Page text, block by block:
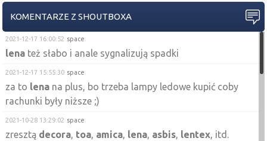
KOMENTARZE Z SHOUTBOXA
2021-12-17 16:00:52 space
lena też słabo i anale sygnalizują spadki
2021-12-17 15:55:30 space
za to lena na plus, bo trzeba lampy ledowe kupić coby
rachunki były niższe ;)
2021-10-28 13:29:02 space
zresztą decora toa amica lena asbis lentex , itd.